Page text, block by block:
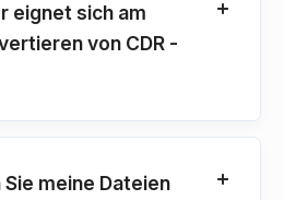
eignet sich am
von CDR -
meine Dateien